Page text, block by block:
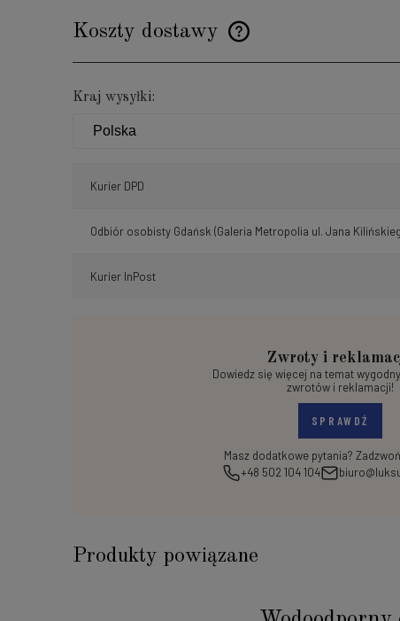
Koszty dostawy
Kraj wysyłki:
Kurier DPD
Odbiór osobisty Gdańsk (Galeria Metropolia ul. Jana
Kurier InPost
Zwroty i
Dowiedz się więcej na temat
zwrotów i reklamacji!
SPRAWDŹ
Masz dodatkowe pytania?
+48 502 104 104
Produkty powiązane